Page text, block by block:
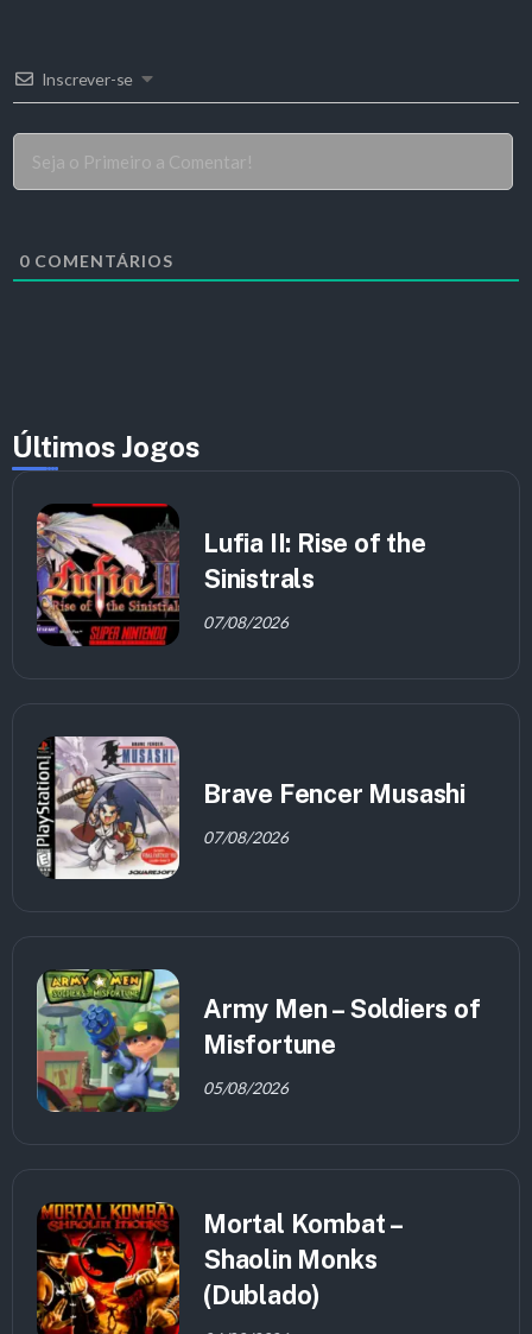
Inscrever-se
0 COMENTÁRIOS
Últimos Jogos
Lufia II: Rise of the
Sinistrals
07/08/2026
Brave Fencer Musashi
07/08/2026
Army Men – Soldiers of
Misfortune
05/08/2026
Mortal Kombat –
Shaolin Monks
(Dublado)